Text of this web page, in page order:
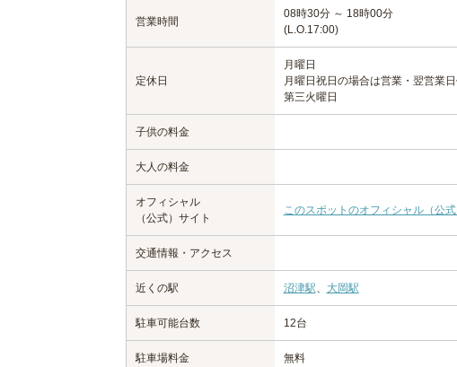
営業時間
08時30分 ～ 18時00分
(L.O.17:00)
定休日
月曜日
月曜日祝日の場合は営業・翌営業
第三火曜日
子供の料金
大人の料金
オフィシャル
（公式）サイト
このスポットのオフィシャル（公
交通情報・アクセス
近くの駅 沼津駅、 大岡駅
駐車可能台数 12台
駐車場料金 無料